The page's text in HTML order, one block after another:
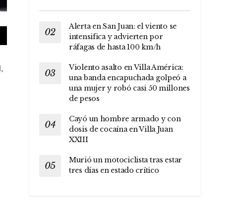
,
Alerta en San Juan: el viento se
intensifica y advierten por
ráfagas de hasta 100 km/h
Violento asalto en Villa América:
una banda encapuchada golpeó a
una mujer y robó casi 50 millones
de pesos
Cayó un hombre armado y con
dosis de cocaína en Villa Juan
XXIII
Murió un motociclista tras estar
tres días en estado crítico